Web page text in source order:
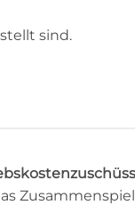
sind.